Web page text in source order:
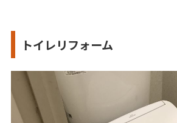
トイレリフォーム